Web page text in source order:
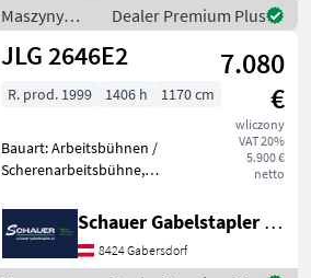
for more images Specificati
Maszyny
budowlane /
Atlas
Dealer Premium Plus
JLG 2646E2
7.080
€
wliczony
VAT 20%
5.900 €
netto
R. prod. 1999 1406 h 1170 cm
Bauart: Arbeitsbühnen /
Scherenarbeitsbühne,
7920mm, Batterie: Trojan
PzS 6V 225Ah Zustand: 60 -
80%, Bereifung vorne:
Schauer Gabelstapler GmbH
8424 Gabersdorf